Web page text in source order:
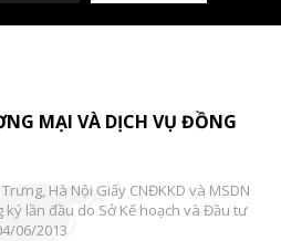
MẠI VÀ DỊCH VỤ ĐỒNG
Hà Nội Giấy CNĐKKD và MSDN
ký lần đầu do Sở Kế hoạch và Đầu tư
06/2013